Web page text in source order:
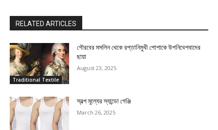
RELATED ARTICLES
Traditional Textile
গৌরবের মসলিন থেকে রপ্তানিমুখী পোশাকে উপনিবেশবাদের
ছায়া
August 23, 2025
স্বল্প মূল্যের স্যান্ডো গেঞ্জি
March 26, 2025